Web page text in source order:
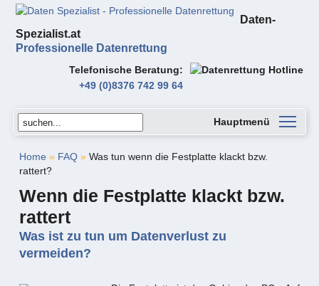
Daten-
Spezialist.at
Professionelle Datenrettung
Telefonische Beratung
+49 (0)8376 742 99 64
Hauptmenü
Home » FAQ »Was tun wenn die Festplatte klackt bzw.
rattert?
Wenn die Festplatte klackt bzw.
rattert
Was ist zu tun um Datenverlust zu
vermeiden?